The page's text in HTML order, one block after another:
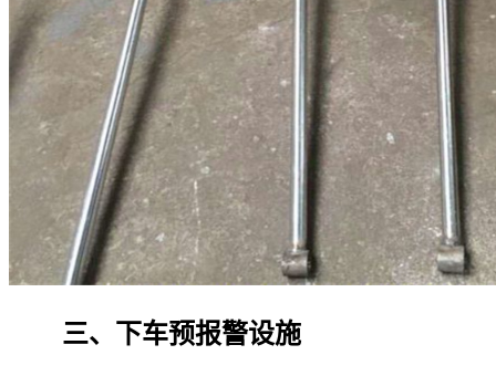
三、下车预报警设施